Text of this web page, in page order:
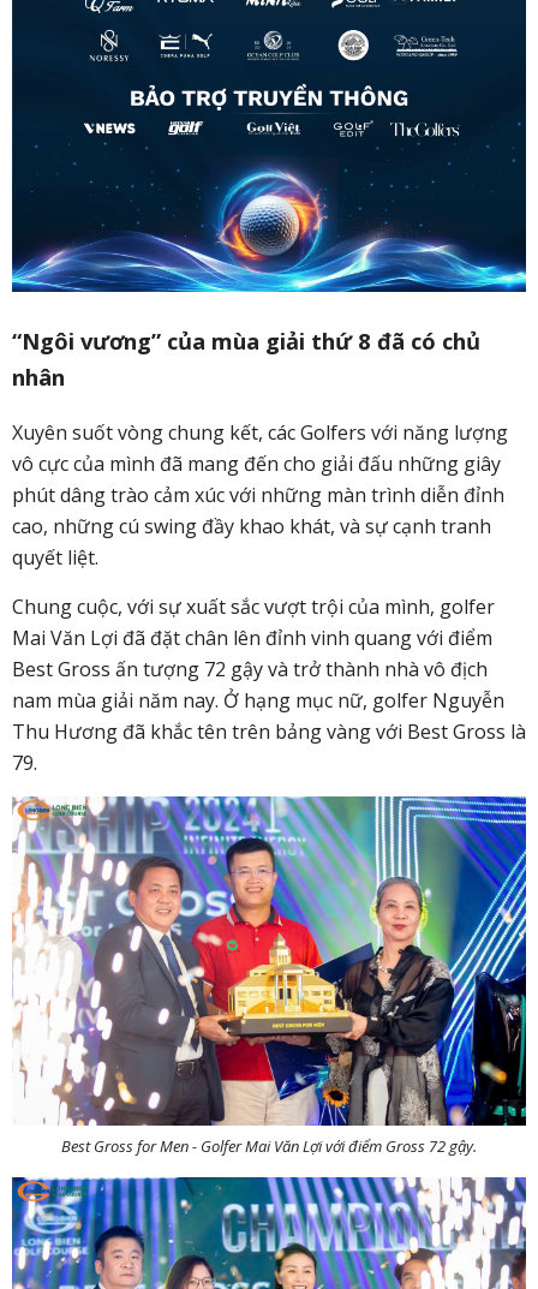
“Ngôi vương” của mùa giải thứ 8 đã có chủ
nhân
Xuyên suốt vòng chung kết, các Golfers với năng lượng
vô cực của mình đã mang đến cho giải đấu những giây
phút dâng trào cảm xúc với những màn trình diễn đỉnh
cao, những cú swing đầy khao khát, và sự cạnh tranh
quyết liệt.
Chung cuộc, với sự xuất sắc vượt trội của mình, golfer
Mai Văn Lợi đã đặt chân lên đỉnh vinh quang với điểm
Best Gross ấn tượng 72 gậy và trở thành nhà vô địch
nam mùa giải năm nay. Ở hạng mục nữ, golfer Nguyễn
Thu Hương đã khắc tên trên bảng vàng với Best Gross là
79.
Best Gross for Men - Golfer Mai Văn Lợi với điểm Gross 72 gậy.